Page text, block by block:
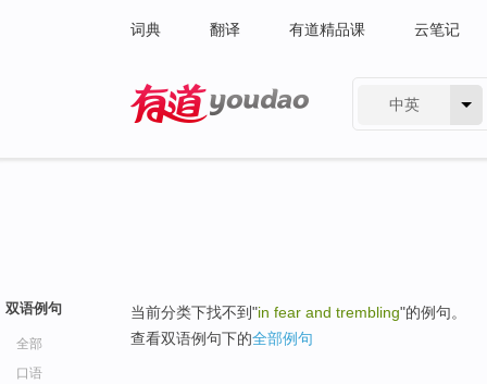
词典 翻译 有道精品课 云笔记
中英
双语例句
全部
口语
当前分类下找不到"in fear and trembling"的例句。
查看双语例句下的全部例句